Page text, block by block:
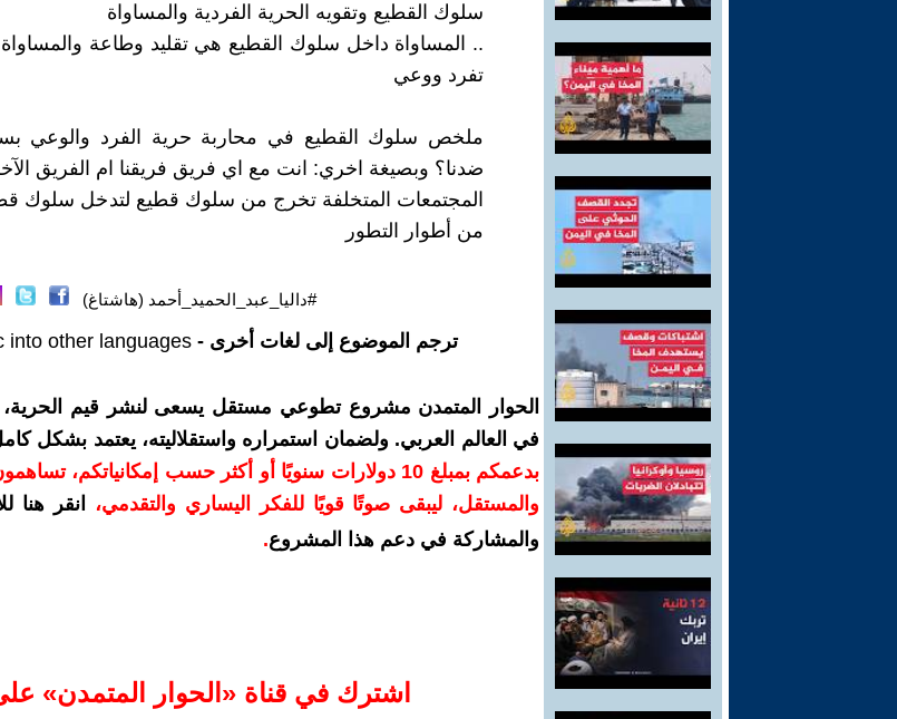
سلوك القطيع وتقويه الحرية الفردية والمساواة
.. المساواة داخل سلوك القطيع هي تقليد وطاعة
تفرد ووعي
ملخص سلوك القطيع في محاربة حرية الفرد والوعي
ضدنا؟ وبصيغة اخري: انت مع اي فريق فريقنا ام الفريق
المجتمعات المتخلفة تخرج من سلوك قطيع لتدخل سلوك
من أطوار التطور
#داليا_عبد_الحميد_أحمد (هاشتاغ)
ترجم الموضوع إلى لغات أخرى - into other languages
الحوار المتمدن مشروع تطوعي مستقل يسعى لنشر قيم الحرية،
في العالم العربي. ولضمان استمراره واستقلاليته، يعتمد بشكل
بدعمكم بمبلغ 10 دولارات سنويًا أو أكثر حسب إمكانياتكم،
والمستقل، ليبقى صوتًا قويًا للفكر اليساري والتقدمي،
انقر هنا
والمشاركة في دعم هذا المشروع.
اشترك في قناة ‫«الحوار المتمدن»